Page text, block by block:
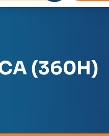
(360H)